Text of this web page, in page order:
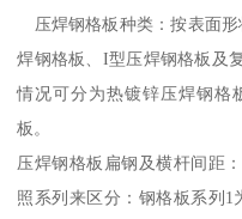
压焊钢格板种类：按表面
焊钢格板、I型压焊钢格板及
情况可分为热镀锌压焊钢格
板。
压焊钢格板扁钢及横杆间距
照系列来区分：钢格板系列1